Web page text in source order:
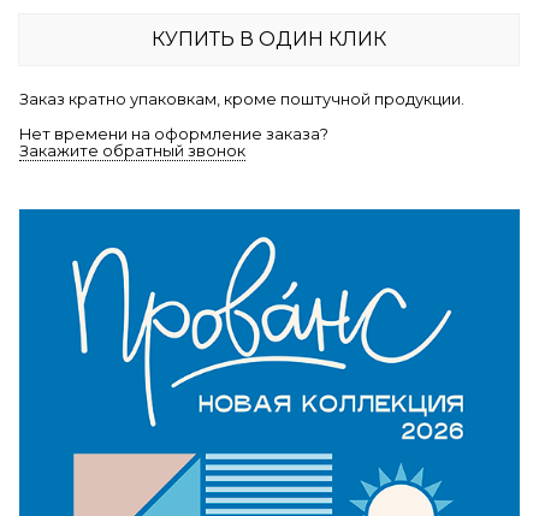
КУПИТЬ В ОДИН КЛИК
Заказ кратно упаковкам, кроме поштучной продукции.
Нет времени на оформление заказа?
Закажите обратный звонок